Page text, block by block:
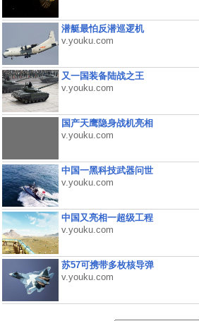
潜艇最怕反潜巡逻机
v.youku.com
又一国装备陆战之王
v.youku.com
国产天鹰隐身战机亮相
v.youku.com
中国一黑科技武器问世
v.youku.com
中国又亮相一超级工程
v.youku.com
苏57可携带多枚核导弹
v.youku.com